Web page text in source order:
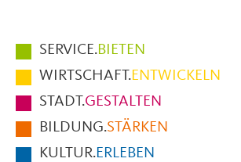
Hauptmenüpunkte
im
Fußbereich
der
Seite
SERVICE.BIETEN
WIRTSCHAFT.ENTWICKELN
STADT.GESTALTEN
BILDUNG.STÄRKEN
KULTUR.ERLEBEN